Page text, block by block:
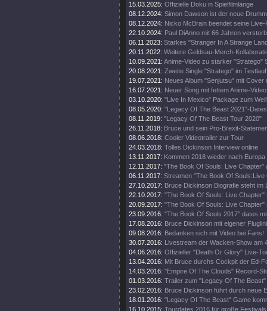
15.03.2025: Offizielle Doku in Spielfilmlänge
08.12.2024: Simon Dawson ist der neue
08.12.2024: Nicko McBrain beendet seine Live-
22.10.2024: Paul DiAnno mit 66 Jahren
06.11.2023: Starkes "Stranger In A Strange
20.11.2022: Weitere Geldsau-Merch-
10.09.2021: Anime-Video zu starker "Stratego"
20.08.2021: Zweite Single "Stratego" im Testlauf
19.07.2021: Neues Album "Senjutsu" mit Cover
16.07.2021: Neuer Song mit fettem Anime-Video
03.10.2020: "Live In Mexico" Package zum
08.05.2020: "Legacy Of The Beast 2021"-Dates
08.11.2019: "Legacy Of The Beast Tour 2020"
26.11.2018: Bruce und sein Pro-Brexit-
08.06.2018: Cooler Videotrailer zur Tour
24.03.2018: Tolles Dickinson Interview online
13.11.2017: Kommen 2018 wieder nach Europa
12.11.2017: "The Book Of Souls: Live Chapter"
06.11.2017: Streamen "The Book Of Souls:Live
27.10.2017: Bruce Dickinson Biografie steht im
22.10.2017: "The Book Of Souls: Live Chapter"
20.09.2017: "The Book Of Souls: Live Chapter"
23.09.2016: "The Book Of Souls 2017" dates
17.08.2016: Bruce Dickinson mit eigener
09.08.2016: Bedanken sich mit Video bei Fans!
30.07.2016: Livestream der Wacken-Show am
04.06.2016: Offizieller "Death Or Glory" Live-
13.04.2016: Mit Bruce durchs Cockpit der Ed-
14.03.2016: "Empire Of The Clouds" Record-
01.03.2016: Trailer zum "Legacy Of The Beast"
23.02.2016: Bruce Dickinson führt durch neue
18.01.2016: "Legacy Of The Beast" Game
16.10.2015: Tourdates 2016 für große